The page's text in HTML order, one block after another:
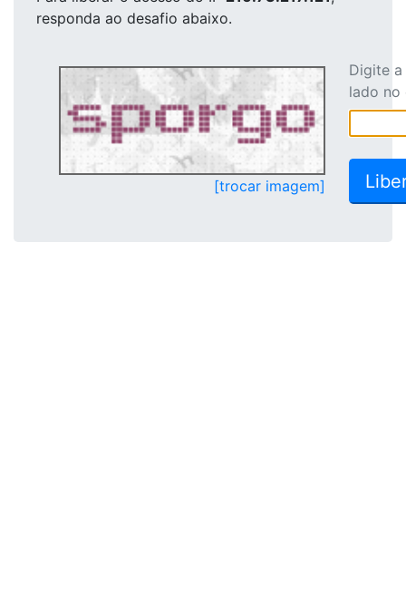
responda ao desafio abaixo.
[trocar imagem]
Digite
lado no